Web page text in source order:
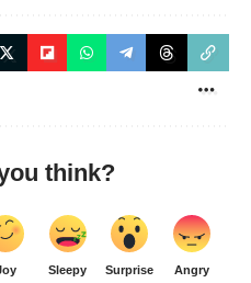
think?
Sleepy Surprise Angry